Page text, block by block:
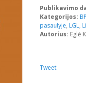
Publikavimo
Kategorijos:
pasaulyje, LGL,
Autorius: Eglė
Tweet